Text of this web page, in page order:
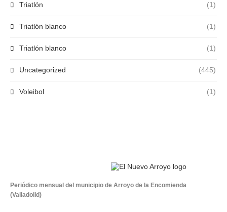
Triatlón (1)
Triatlón blanco (1)
Triatlón blanco (1)
Uncategorized (445)
Voleibol (1)
Periódico mensual del municipio de Arroyo de la Encomienda
(Valladolid)